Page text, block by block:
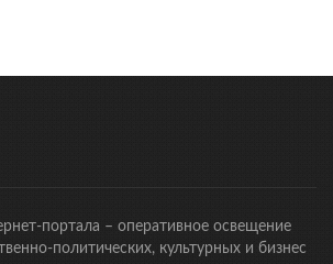
портала – оперативное освещение
политических, культурных и бизнес